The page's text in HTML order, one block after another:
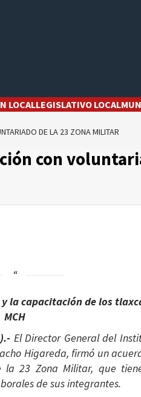
LOCALLEGISLATIVO LOCAL
DE LA 23 ZONA MILITAR
con
la capacitación de los
MCH
El Director General del
Higareda, firmó un
23 Zona Militar, que
de sus integrantes.